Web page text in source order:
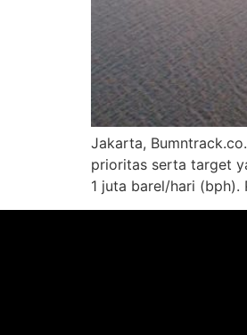
Jakarta,
prioritas serta target
1 juta barel/hari (bph).